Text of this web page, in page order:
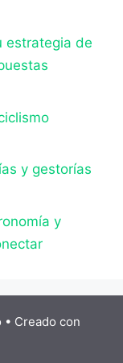
estrategia de
y gestorías
y
• Creado con